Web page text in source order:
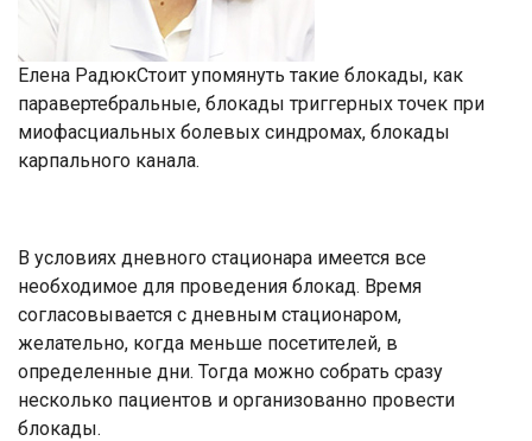
Елена РадюкСтоит упомянуть такие блокады, как
паравертебральные, блокады триггерных точек при
миофасциальных болевых синдромах, блокады
карпального канала.
В условиях дневного стационара имеется все
необходимое для проведения блокад. Время
согласовывается с дневным стационаром,
желательно, когда меньше посетителей, в
определенные дни. Тогда можно собрать сразу
несколько пациентов и организованно провести
блокады.